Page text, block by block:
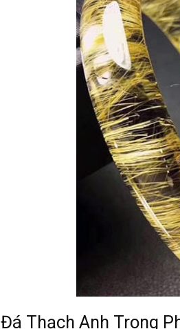
Đá Thạch Anh Trong